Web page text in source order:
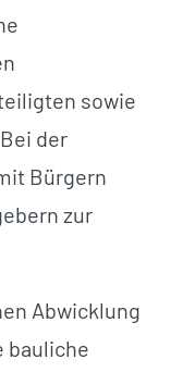
sowie
der
Bürgern
zur
Abwicklung
bauliche